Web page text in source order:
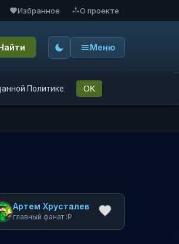
Избранное О проекте
Меню
Политике. OK
Артем Хрусталев
главный фанат :P